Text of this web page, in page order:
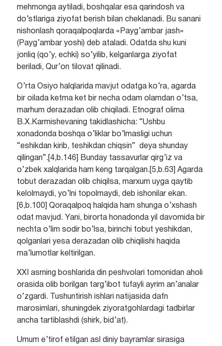
mehmonga aytiladi, boshqalar esa qarindosh va
do’stlariga ziyofat berish bilan cheklanadi. Bu sanani
nishonlash qoraqalpoqlarda «Payg’ambar jash»
(Payg’ambar yoshi) deb ataladi. Odatda shu kuni
jonliq (qo’y, echki) so’yilib, kelganlarga ziyofat
beriladi, Qur’on tilovat qilinadi.
O’rta Osiyo halqlarida mavjut odatga ko’ra, agarda
bir oilada ketma ket bir necha odam olamdan o’tsa,
marhum derazadan olib chiqiladi. Etnograf olima
B.X.Karmishevaning takidlashicha: “Ushbu
xonadonda boshqa o’liklar bo’lmasligi uchun
“eshikdan kirib, teshikdan chiqsin” deya shunday
qilingan”.[4,b.146] Bunday tassavurlar qirg’iz va
o’zbek xalqlarida ham keng tarqalgan.[5,b.63] Agarda
tobut derazadan olib chiqilsa, marxum uyga qaytib
kelolmaydi, yo’lni topolmaydi, deb ishonilar ekan.
[6,b.100] Qoraqalpoq halqida ham shunga o’xshash
odat mavjud. Yani, birorta honadonda yil davomida bir
nechta o’lim sodir bo’lsa, birinchi tobut yeshikdan,
qolganlari yesa derazadan olib chiqilishi haqida
ma’lumotlar keltirilgan.
XXI asrning boshlarida din peshvolari tomonidan aholi
orasida olib borilgan targ’ibot tufayli ayrim an’analar
o’zgardi. Tushuntirish ishlari natijasida dafn
marosimlari, shuningdek ziyoratgohlardagi tadbirlar
ancha tartiblashdi (shirk, bid’at).
Umum e’tirof etilgan asl diniy bayramlar sirasiga